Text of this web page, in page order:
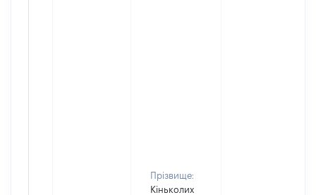
Прізвище:
Кіньколих